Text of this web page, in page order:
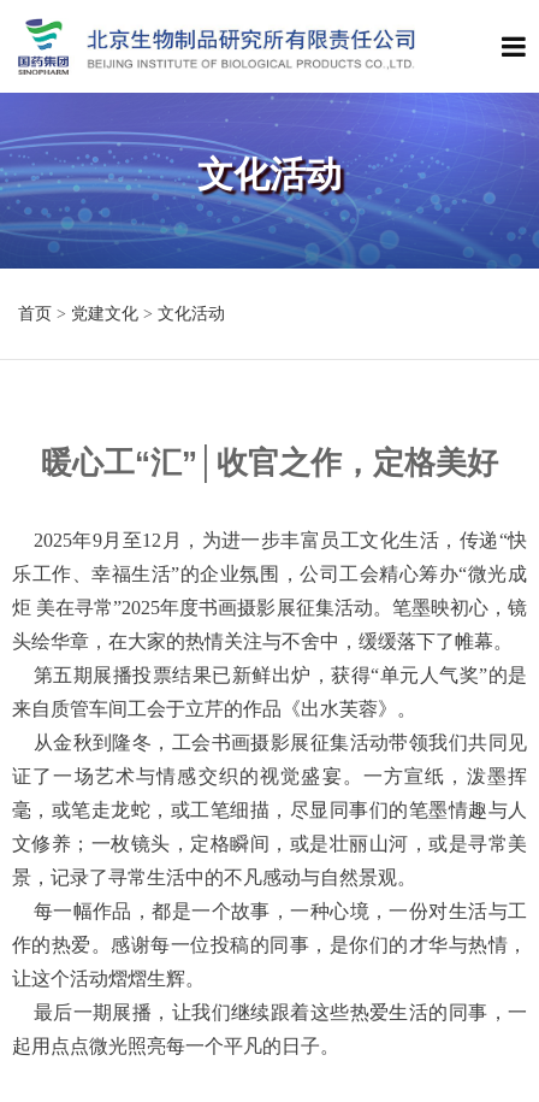
文化活动
首页 > 党建文化 > 文化活动
暖心工“汇”│收官之作，定格美好
2025年9月至12月，为进一步丰富员工文化生活，传递“快
乐工作、幸福生活”的企业氛围，公司工会精心筹办“微光成
炬 美在寻常”2025年度书画摄影展征集活动。笔墨映初心，镜
头绘华章，在大家的热情关注与不舍中，缓缓落下了帷幕。
第五期展播投票结果已新鲜出炉，获得“单元人气奖”的是
来自质管车间工会于立芹的作品《出水芙蓉》。
从金秋到隆冬，工会书画摄影展征集活动带领我们共同见
证了一场艺术与情感交织的视觉盛宴。一方宣纸，泼墨挥
毫，或笔走龙蛇，或工笔细描，尽显同事们的笔墨情趣与人
文修养；一枚镜头，定格瞬间，或是壮丽山河，或是寻常美
景，记录了寻常生活中的不凡感动与自然景观。
每一幅作品，都是一个故事，一种心境，一份对生活与工
作的热爱。感谢每一位投稿的同事，是你们的才华与热情，
让这个活动熠熠生辉。
最后一期展播，让我们继续跟着这些热爱生活的同事，一
起用点点微光照亮每一个平凡的日子。